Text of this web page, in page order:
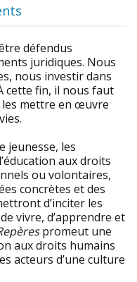
défendus
juridiques. Nous
nous investir dans
cette fin, il nous faut
les mettre en œuvre
jeunesse, les
aux droits
ou volontaires,
concrètes et des
d’inciter les
vivre, d’apprendre et
promeut une
aux droits humains
acteurs d’une culture